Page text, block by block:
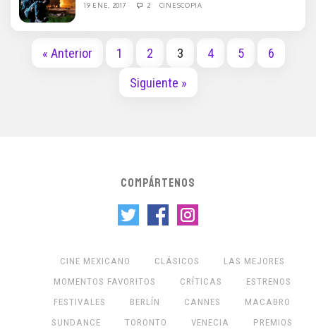
19 ENE, 2017 2 CINESCOPIA
« Anterior 1 2 3 4 5
6
Siguiente »
COMPÁRTENOS
CINE MEXICANO CLÁSICOS
LAS MEJORES
MOMENTOS FAVORITOS
CRÍTICAS
ESTRENOS
FESTIVALES
BERLÍN CANNES
MACABRO
SUNDANCE
TORONTO VENECIA PREMIOS